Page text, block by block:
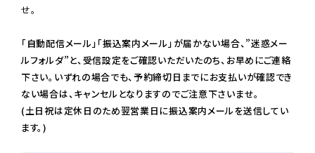
せ。
「自動配信メール」「振込案内メール」が届かない場合、”迷惑メー
ルフォルダ”と、受信設定をご確認いただいたのち、お早めにご連絡
下さい。いずれの場合でも、予約締切日までにお支払いが確認でき
ない場合は、キャンセルとなりますのでご注意下さいませ。
(土日祝は定休日のため翌営業日に振込案内メールを送信してい
ます。)